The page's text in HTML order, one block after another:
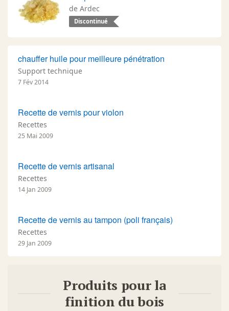
de Ardec
Discontinué
chauffer huile pour meilleure pénétration
Support technique
7 Fév 2014
Recette de vernis pour violon
Recettes
25 Mai 2009
Recette de vernis artisanal
Recettes
14 Jan 2009
Recette de vernis au tampon (poli français)
Recettes
29 Jan 2009
Produits pour la
finition du bois